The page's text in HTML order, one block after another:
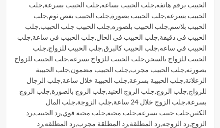
الحبيب برقم هاتفه,جلب الحبيب بساعه,جلب الحبيب بسرعة,جلب
الحبيب بسرعه,جلب الحبيب بصورة,جلب الحبيب بفص ثوم,جلب
الحبيب بلاسم,جلب الحبيب بلصوره,جلب الحبيب جلب الحبيب,جلب
الحبيب فى دقيقة,جلب الحبيب في الحال,جلب الحبيب في ساعة,جلب
الحبيب في ساعه,جلب الحبيب كالبرق,جلب الحبيب للزواج,جلب
الحبيب للزواج بالسحر ,جلب الحبيب للزواج بسرعه,جلب الحبيب للزواج
بصورته,جلب الحبيب مجرب,جلب الحبيب مضمون,جلب الحبيبة
الزعلانة,جلب الحبيبة بسرعة,جلب الحبيبة خلال ساعة,جلب الرجال
للزواج,جلب الزوج,جلب الزوج العنيد,جلب الزوج بالصورة,جلب الزوج
بسرعة,جلب الزوج خلال 24 ساعة ,جلب الزوجة,جلب المال
الكثير ,جلب حبيب بسرعة,جلب محبة,جلب محبة قوي,رد الحبيب,رد
الزوج,رد الزوجه,رد المطلقة,رد المطلقة مجرب,رد المطلقه,رد